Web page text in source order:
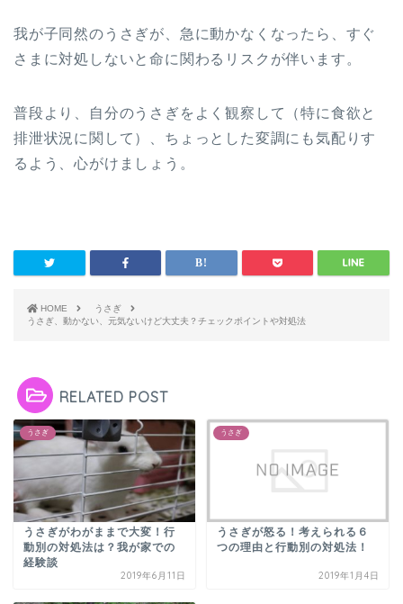
我が子同然のうさぎが、急に動かなくなったら、すぐ
さまに対処しないと命に関わるリスクが伴います。
普段より、自分のうさぎをよく観察して（特に食欲と
排泄状況に関して）、ちょっとした変調にも気配りす
るよう、心がけましょう。
HOME
うさぎ
うさぎ、動かない、元気ないけど大丈夫？チェックポイントや対処法
RELATED POST
うさぎ
うさぎがわがままで大変！行
動別の対処法は？我が家での
経験談
2019年6月11日
うさぎ
うさぎが怒る！考えられる６
つの理由と行動別の対処法！
2019年1月4日